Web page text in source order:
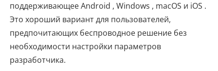
поддерживающее Android , Windows , macOS и iOS .
Это хороший вариант для пользователей,
предпочитающих беспроводное решение без
необходимости настройки параметров
разработчика.